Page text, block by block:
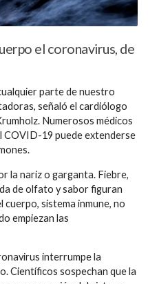
el coronavirus, de
parte de nuestro
señaló el cardiólogo
Numerosos médicos
COVID-19 puede extenderse
la nariz o garganta. Fiebre,
de olfato y sabor figuran
cuerpo, sistema inmune, no
empiezan las
interrumpe la
Científicos sospechan que la